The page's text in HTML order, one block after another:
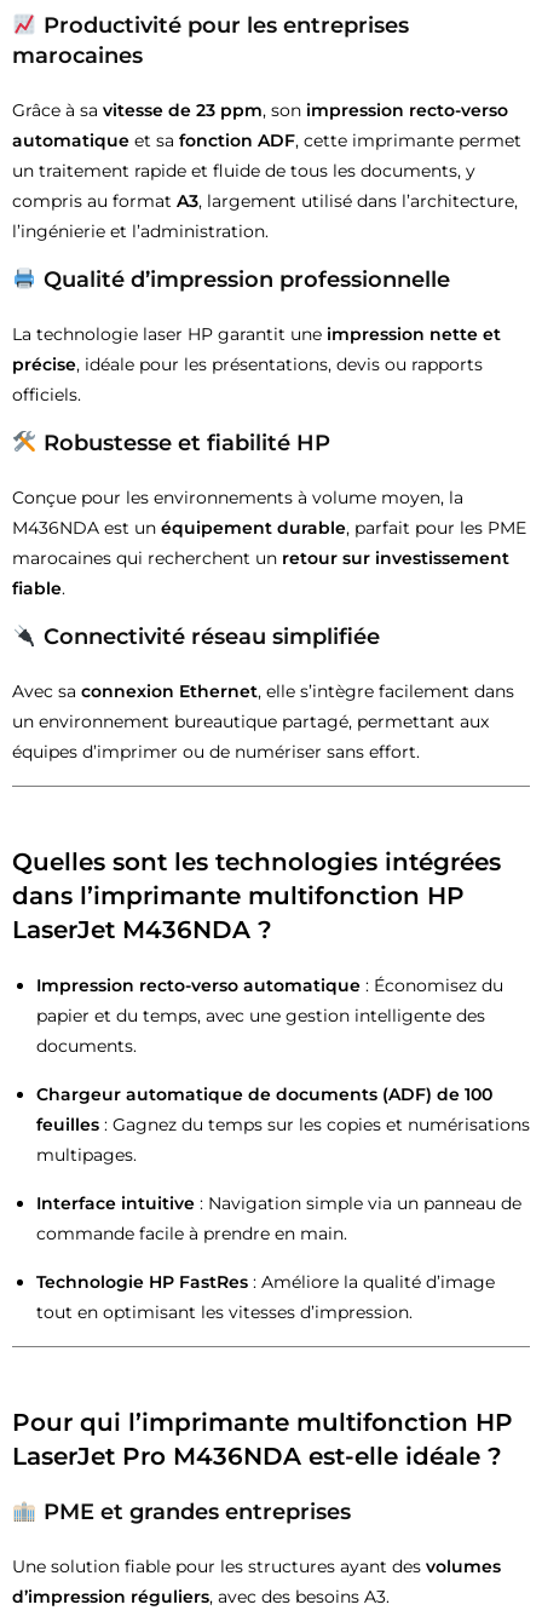
Productivité pour les entreprises
marocaines
Grâce à sa vitesse de 23 ppm, son impression recto-verso
automatique et sa fonction ADF, cette imprimante permet
un traitement rapide et fluide de tous les documents, y
compris au format A3, largement utilisé dans l’architecture,
l’ingénierie et l’administration.
Qualité d’impression professionnelle
La technologie laser HP garantit une impression nette et
précise, idéale pour les présentations, devis ou rapports
officiels.
Robustesse et fiabilité HP
Conçue pour les environnements à volume moyen, la
M436NDA est un équipement durable, parfait pour les PME
marocaines qui recherchent un retour sur investissement
fiable.
Connectivité réseau simplifiée
Avec sa connexion Ethernet, elle s’intègre facilement dans
un environnement bureautique partagé, permettant aux
équipes d’imprimer ou de numériser sans effort.
Quelles sont les technologies intégrées
dans l’imprimante multifonction HP
LaserJet M436NDA ?
Impression recto-verso automatique : Économisez du
papier et du temps, avec une gestion intelligente des
documents.
Chargeur automatique de documents (ADF) de 100
feuilles : Gagnez du temps sur les copies et numérisations
multipages.
Interface intuitive : Navigation simple via un panneau de
commande facile à prendre en main.
Technologie HP FastRes : Améliore la qualité d’image
tout en optimisant les vitesses d’impression.
Pour qui l’imprimante multifonction HP
LaserJet Pro M436NDA est-elle idéale ?
PME et grandes entreprises
Une solution fiable pour les structures ayant des volumes
d’impression réguliers, avec des besoins A3.